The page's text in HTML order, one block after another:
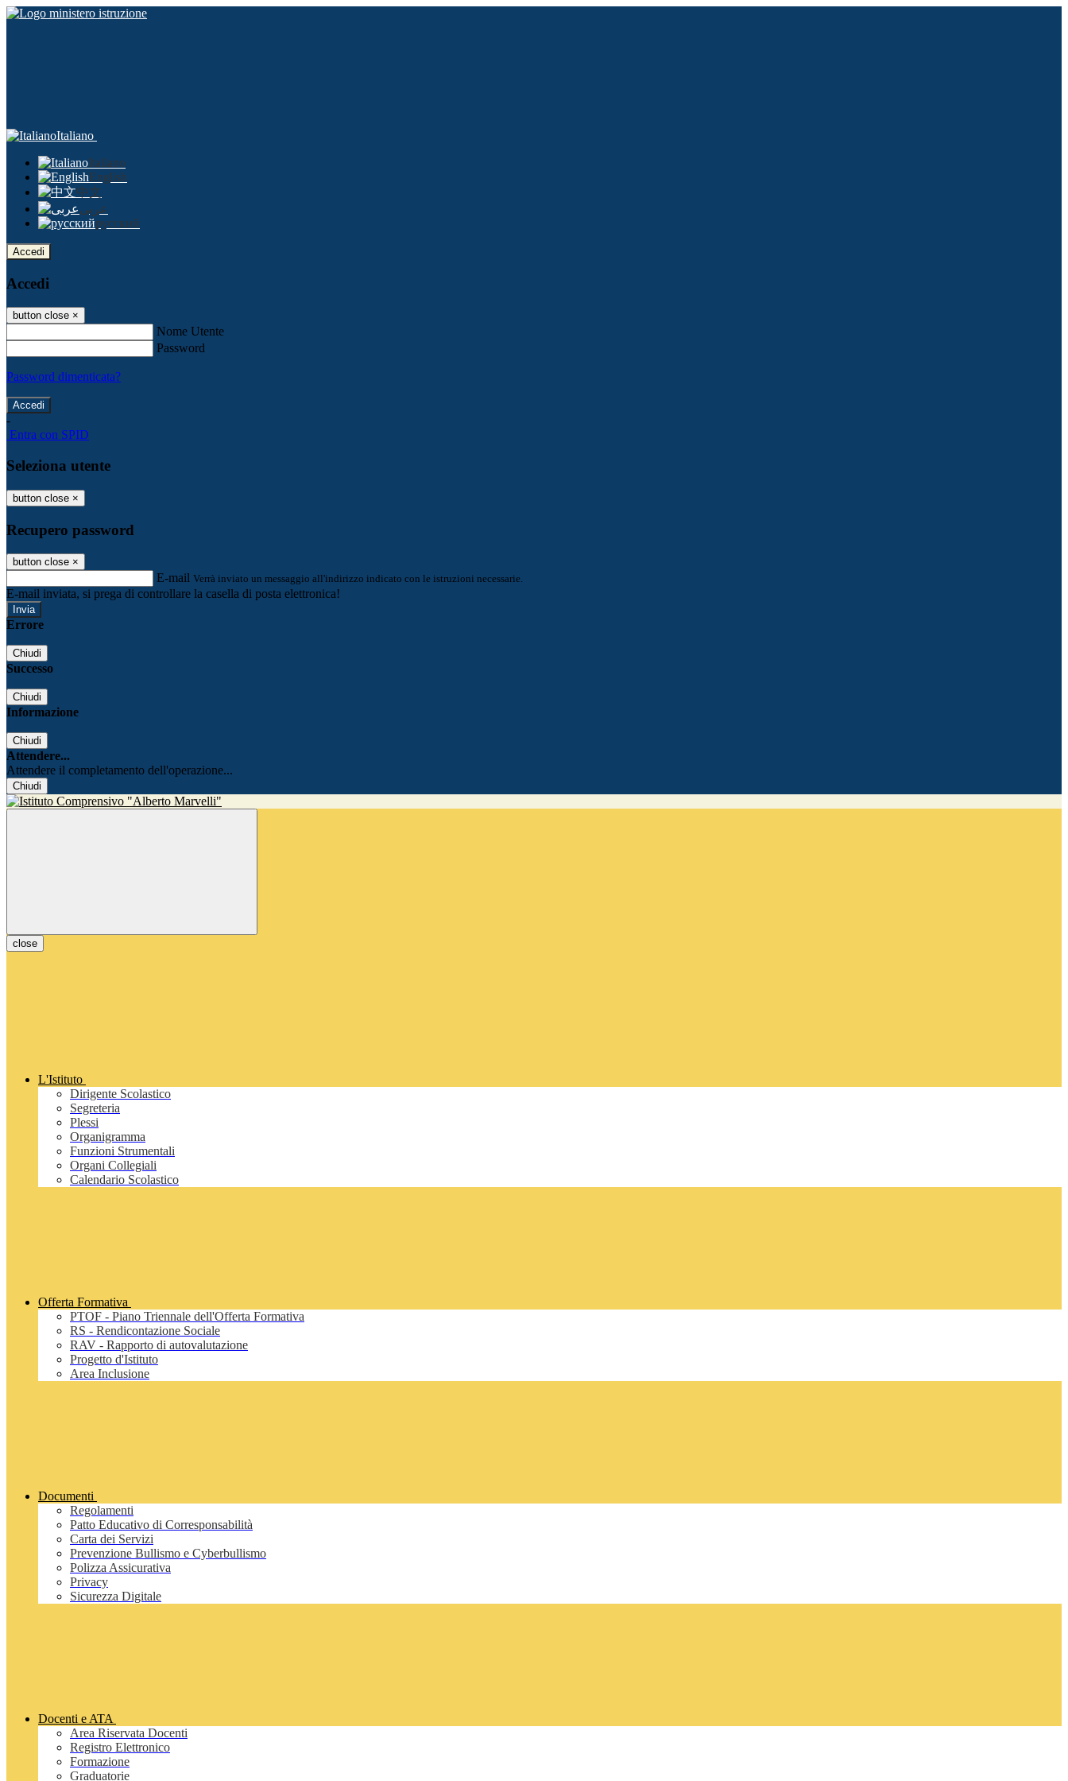
Italiano
Italiano
English
中文
عربى
русский
Accedi
Accedi
button close ×
Nome Utente
Password
Password dimenticata?
-
Entra con SPID
Seleziona utente
button close ×
Recupero password
button close ×
E-mail Verrà inviato un messaggio all'indirizzo indicato con le istruzioni necessarie.
E-mail inviata, si prega di controllare la casella di posta elettronica!
Errore
Chiudi
Successo
Chiudi
Informazione
Chiudi
Attendere...
Attendere il completamento dell'operazione...
Chiudi
close
L'Istituto
Dirigente Scolastico
Segreteria
Plessi
Organigramma
Funzioni Strumentali
Organi Collegiali
Calendario Scolastico
Offerta Formativa
PTOF - Piano Triennale dell'Offerta Formativa
RS - Rendicontazione Sociale
RAV - Rapporto di autovalutazione
Progetto d'Istituto
Area Inclusione
Documenti
Regolamenti
Patto Educativo di Corresponsabilità
Carta dei Servizi
Prevenzione Bullismo e Cyberbullismo
Polizza Assicurativa
Privacy
Sicurezza Digitale
Docenti e ATA
Area Riservata Docenti
Registro Elettronico
Formazione
Graduatorie